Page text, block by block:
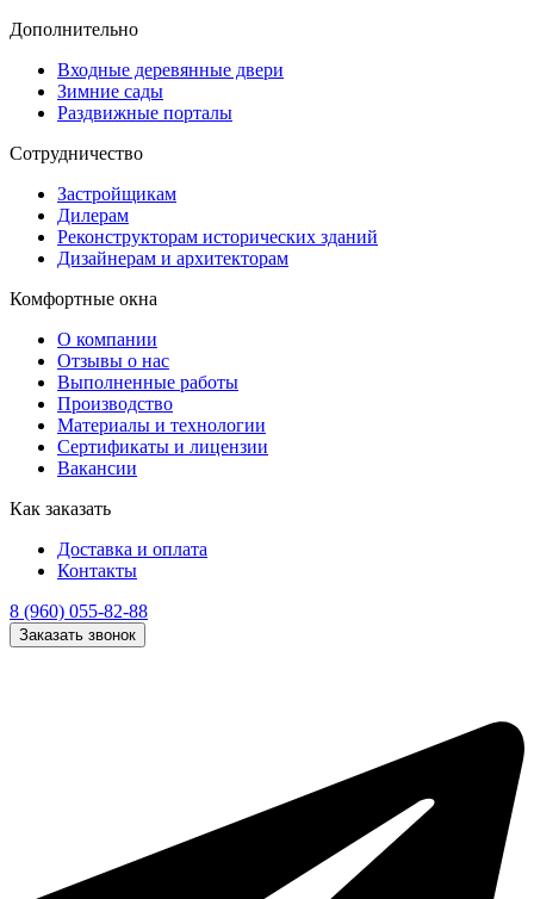
Дополнительно
Входные деревянные двери
Зимние сады
Раздвижные порталы
Сотрудничество
Застройщикам
Дилерам
Реконструкторам исторических зданий
Дизайнерам и архитекторам
Комфортные окна
О компании
Отзывы о нас
Выполненные работы
Производство
Материалы и технологии
Сертификаты и лицензии
Вакансии
Как заказать
Доставка и оплата
Контакты
8 (960) 055-82-88
Заказать звонок